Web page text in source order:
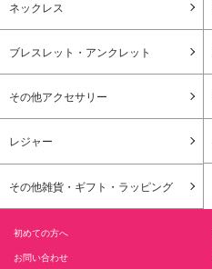
ネックレス
ブレスレット・アンクレット
その他アクセサリー
レジャー
その他雑貨・ギフト・ラッピング
初めての方へ
お問い合わせ